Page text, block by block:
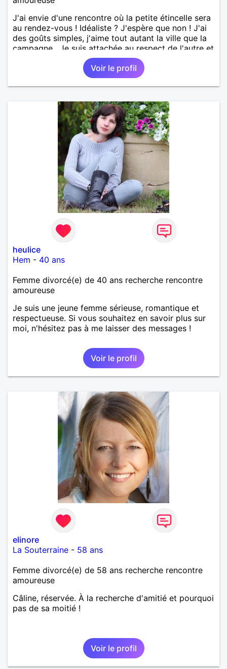
J'ai envie d'une rencontre où la petite étincelle sera
au rendez-vous ! Idéaliste ? J'espère que non ! J'ai
des goûts simples, j'aime tout autant la ville que la
campagne . Je suis attachée au respect de l'autre et
Voir le profil
heulice
Hem - 40 ans
Femme divorcé(e) de 40 ans recherche rencontre
amoureuse
Je suis une jeune femme sérieuse, romantique et
respectueuse. Si vous souhaitez en savoir plus sur
moi, n'hésitez pas à me laisser des messages !
Voir le profil
elinore
La Souterraine - 58 ans
Femme divorcé(e) de 58 ans recherche rencontre
amoureuse
Câline, réservée. À la recherche d'amitié et pourquoi
pas de sa moitié !
Voir le profil